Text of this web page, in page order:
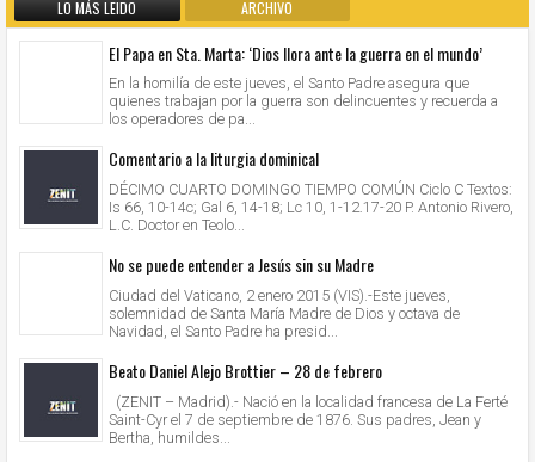
LO MÁS LEIDO ARCHIVO
El Papa en Sta. Marta: ‘Dios llora ante la guerra en el mundo’
En la homilía de este jueves, el Santo Padre asegura que
quienes trabajan por la guerra son delincuentes y recuerda a
los operadores de pa...
Comentario a la liturgia dominical
DÉCIMO CUARTO DOMINGO TIEMPO COMÚN Ciclo C Textos:
Is 66, 10-14c; Gal 6, 14-18; Lc 10, 1-12.17-20 P. Antonio Rivero,
L.C. Doctor en Teolo...
No se puede entender a Jesús sin su Madre
Ciudad del Vaticano, 2 enero 2015 (VIS).-Este jueves,
solemnidad de Santa María Madre de Dios y octava de
Navidad, el Santo Padre ha presid...
Beato Daniel Alejo Brottier – 28 de febrero
(ZENIT – Madrid).- Nació en la localidad francesa de La Ferté
Saint-Cyr el 7 de septiembre de 1876. Sus padres, Jean y
Bertha, humildes...